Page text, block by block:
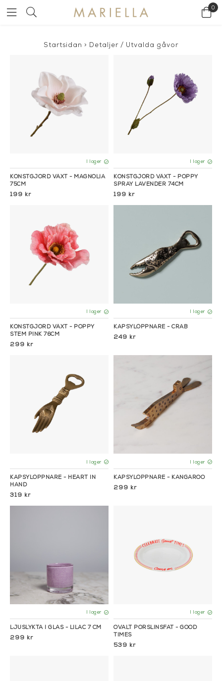
0
Startsidan > Detaljer / Utvalda gåvor
I lager
KONSTGJORD VÄXT - MAGNOLIA
75CM
199 kr
I lager
KONSTGJORD VÄXT - POPPY
SPRAY LAVENDER 74CM
199 kr
I lager
KONSTGJORD VÄXT - POPPY
STEM PINK 76CM
299 kr
I lager
KAPSYLÖPPNARE - CRAB
249 kr
I lager
KAPSYLÖPPNARE - HEART IN
HAND
319 kr
I lager
KAPSYLÖPPNARE - KANGAROO
299 kr
I lager
LJUSLYKTA I GLAS - LILAC 7 CM
299 kr
I lager
OVALT PORSLINSFAT - GOOD
TIMES
539 kr